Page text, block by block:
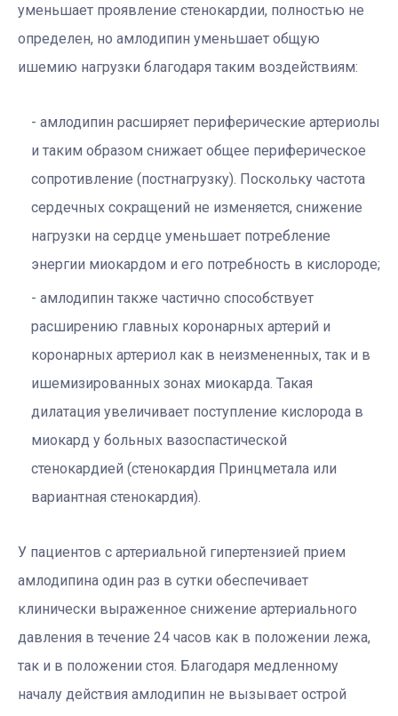
уменьшает проявление стенокардии, полностью не
определен, но амлодипин уменьшает общую
ишемию нагрузки благодаря таким воздействиям:
амлодипин расширяет периферические артериолы
и таким образом снижает общее периферическое
сопротивление (постнагрузку). Поскольку частота
сердечных сокращений не изменяется, снижение
нагрузки на сердце уменьшает потребление
энергии миокардом и его потребность в кислороде;
амлодипин также частично способствует
расширению главных коронарных артерий и
коронарных артериол как в неизмененных, так и в
ишемизированных зонах миокарда. Такая
дилатация увеличивает поступление кислорода в
миокард у больных вазоспастической
стенокардией (стенокардия Принцметала или
вариантная стенокардия).
У пациентов с артериальной гипертензией прием
амлодипина один раз в сутки обеспечивает
клинически выраженное снижение артериального
давления в течение 24 часов как в положении лежа,
так и в положении стоя. Благодаря медленному
началу действия амлодипин не вызывает острой